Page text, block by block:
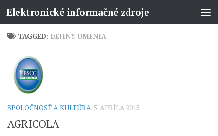
Elektronické informačné zdroje
TAGGED: DEJINY UMENIA
SPOLOČNOSŤ A KULTÚRA 5. APRÍLA 2015
AGRICOLA